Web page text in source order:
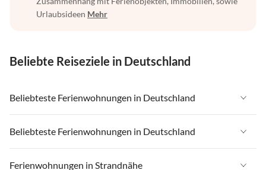
Urlaubsideen Mehr
Beliebte Reiseziele in Deutschland
Beliebteste Ferienwohnungen in Deutschland
Ferienwohnungen in Deutschland
Ferienwohnungen in Ostsee
Beliebteste Ferienwohnungen in Deutschland
Ferienwohnungen in Deutschland
Ferienwohnungen in Strandnähe